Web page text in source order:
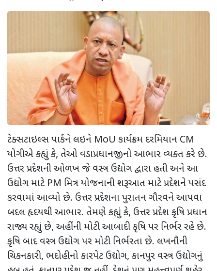
ટેક્સટાઇલ્સ પાર્કને લઇને MoU કાર્યક્રમ દરમિયાન CM
યોગીએ કહ્યું કે, તેઓ વડાપ્રધાનજીનો આભાર વ્યક્ત કરે છે.
ઉત્તર પ્રદેશની ઓળખ જે વસ્ત્ર ઉદ્યોગ દ્વારા હતી અને આ
ઉદ્યોગ માટે PM મિત્ર યોજનાની શરૂઆત માટે પ્રદેશને પસંદ
કરવામાં આવ્યો છે. ઉત્તર પ્રદેશના પુરાતન ગૌરવને આપવા
બદલ હૃદયથી આભાર. તેમણે કહ્યું કે, ઉત્તર પ્રદેશ કૃષિ પ્રધાન
રાજ્ય રહ્યું છે, અહીંની મોટી આબાદી કૃષિ પર નિર્ભર રહે છે.
કૃષિ બાદ વસ્ત્ર ઉદ્યોગ પર મોટી નિર્ભરતા છે. લખનૌની
ચિકનકારી, ભદોહીનો કારપેટ ઉદ્યોગ, કાનપુર વસ્ત્ર ઉદ્યોગનું